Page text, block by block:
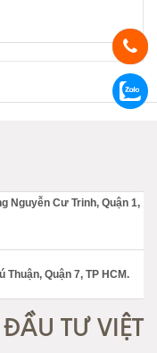
Nguyễn Cư Trinh, Quận 1,
Quận 7, TP HCM.
TƯ VIỆT